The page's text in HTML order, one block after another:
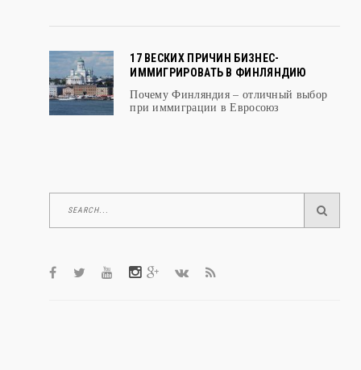
17 ВЕСКИХ ПРИЧИН БИЗНЕС-
ИММИГРИРОВАТЬ В ФИНЛЯНДИЮ
Почему Финляндия – отличный выбор
при иммиграции в Евросоюз